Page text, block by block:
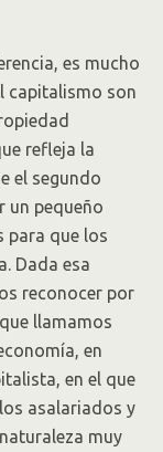
es mucho
capitalismo son
refleja la
el segundo
un pequeño
para que los
Dada esa
reconocer por
llamamos
en
en el que
asalariados y
muy